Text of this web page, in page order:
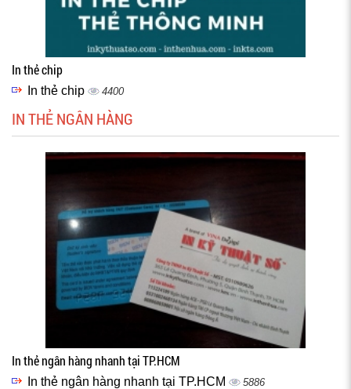
In thẻ chip
In thẻ chip 4400
IN THẺ NGÂN HÀNG
In thẻ ngân hàng nhanh tại TP.HCM
In thẻ ngân hàng nhanh tại TP.HCM 5886